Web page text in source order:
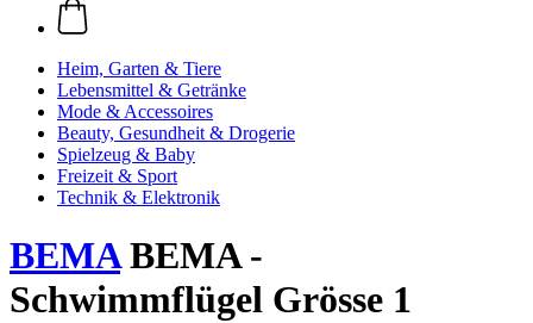
Heim, Garten & Tiere
Lebensmittel & Getränke
Mode & Accessoires
Beauty, Gesundheit & Drogerie
Spielzeug & Baby
Freizeit & Sport
Technik & Elektronik
BEMABEMA -
Schwimmflügel Grösse 1